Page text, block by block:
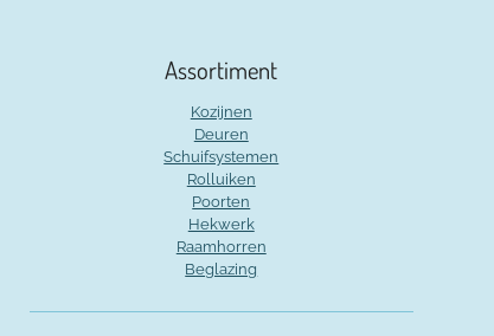
Assortiment
Kozijnen
Deuren
Schuifsystemen
Rolluiken
Poorten
Hekwerk
Raamhorren
Beglazing